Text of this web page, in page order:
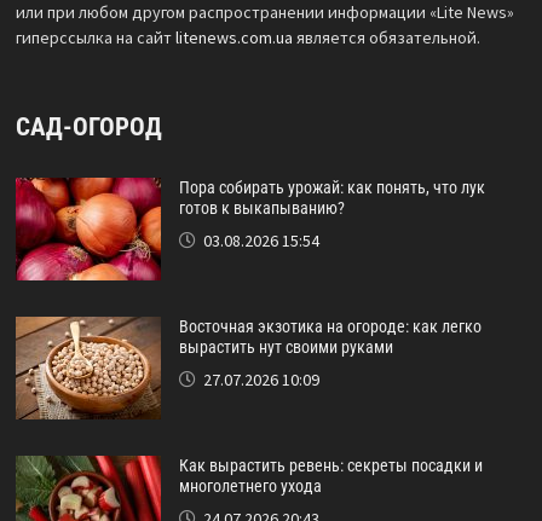
или при любом другом распространении информации «Lite News»
гиперссылка на сайтlitenews.com.ua является обязательной.
САД-ОГОРОД
Пора собирать урожай: как понять, что лук
готов к выкапыванию?
03.08.2026 15:54
Восточная экзотика на огороде: как легко
вырастить нут своими руками
27.07.2026 10:09
Как вырастить ревень: секреты посадки и
многолетнего ухода